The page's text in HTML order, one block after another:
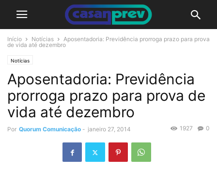
Início Notícias
Aposentadoria: Previdência prorroga prazo para prova
de vida até dezembro
Notícias
Aposentadoria: Previdência
prorroga prazo para prova de
vida até dezembro
Por Quorum Comunicação - janeiro 27, 2014 0
1927